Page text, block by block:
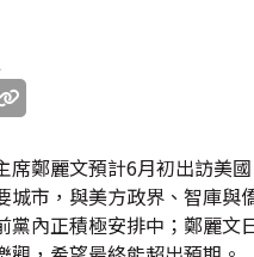
席鄭麗文預計6月初出訪美
城市，與美方政界、智庫與
黨內正積極安排中；鄭麗文